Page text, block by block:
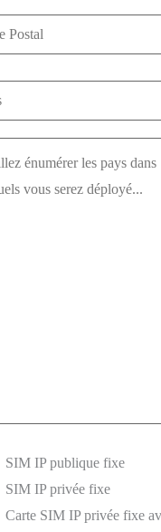
SIM IP publique fixe
SIM IP privée fixe
Carte SIM IP privée fixe